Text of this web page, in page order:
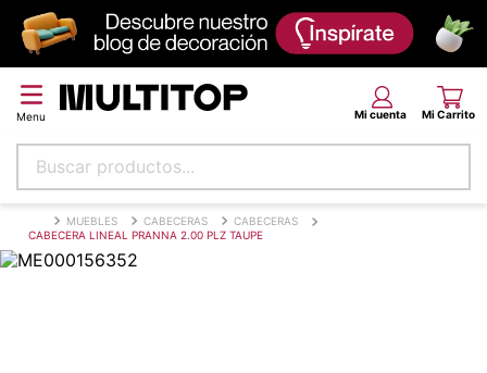
Buscar productos...
MUEBLES CABECERAS
CABECERAS
CABECERA LINEAL PRANNA 2.00 PLZ TAUPE
Términos más buscados
papel tapiz